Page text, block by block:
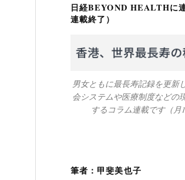
日経BEYOND HEALTHに
連載終了）
男女ともに最長寿記録を更新
会システムや医療制度などの
するコラム連載です（月
筆者：甲斐美也子